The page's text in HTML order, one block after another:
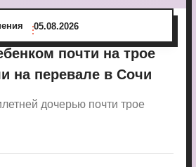
05.08.2026
почти на трое
на перевале в Сочи
дочерью почти трое